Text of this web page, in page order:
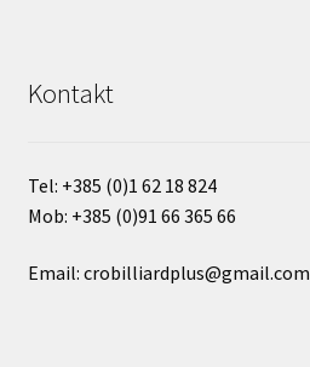
Kontakt
Tel: +385 (0)1 62 18 824
Mob: +385 (0)91 66 365 66
Email: crobilliardplus@gmail.com